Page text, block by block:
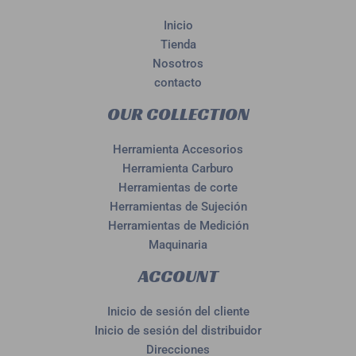
Inicio
Tienda
Nosotros
contacto
OUR COLLECTION
Herramienta Accesorios
Herramienta Carburo
Herramientas de corte
Herramientas de Sujeción
Herramientas de Medición
Maquinaria
ACCOUNT
Inicio de sesión del cliente
Inicio de sesión del distribuidor
Direcciones